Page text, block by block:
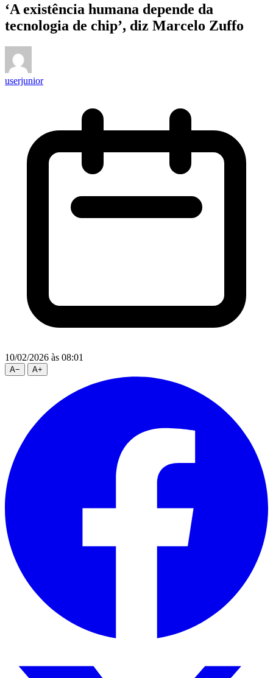
‘A existência humana depende da
tecnologia de chip’, diz Marcelo Zuffo
userjunior
10/02/2026 às 08:01
A− A+